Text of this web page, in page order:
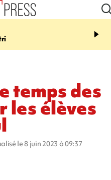
13:09
Des
font cinq morts en
temps des
les élèves
le 8 juin 2023 à 09:37